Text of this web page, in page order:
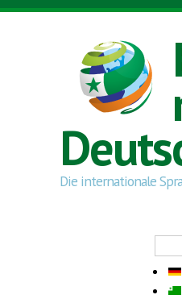
Direkt zum Inhalt
Die internationale